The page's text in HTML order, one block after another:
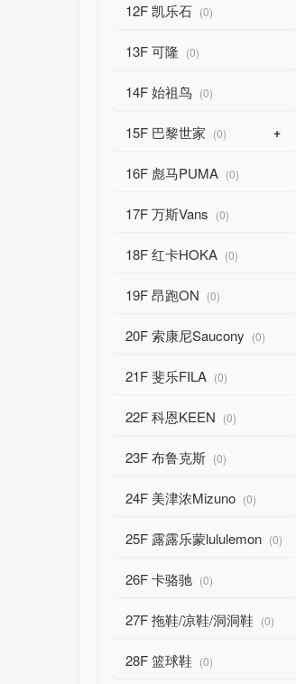
12F 凯乐石 (0)
13F 可隆 (0)
14F 始祖鸟 (0)
15F 巴黎世家 (0) +
16F 彪马PUMA (0)
17F 万斯Vans (0)
18F 红卡HOKA (0)
19F 昂跑ON (0)
20F 索康尼Saucony (0)
21F 斐乐FILA (0)
22F 科恩KEEN (0)
23F 布鲁克斯 (0)
24F 美津浓Mizuno (0)
25F 露露乐蒙lululemon (0)
26F 卡骆驰 (0)
27F 拖鞋/凉鞋/洞洞鞋 (0)
28F 篮球鞋 (0)